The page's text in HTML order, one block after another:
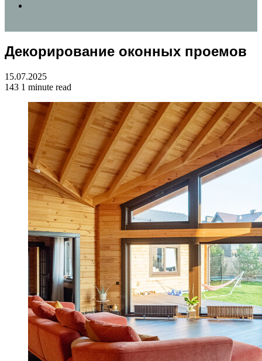
for
Декорирование оконных проемов
15.07.2025
143 1 minute read